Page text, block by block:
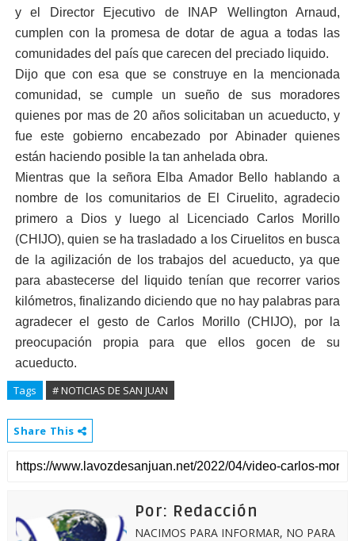
y el Director Ejecutivo de INAP Wellington Arnaud,
cumplen con la promesa de dotar de agua a todas las
comunidades del país que carecen del preciado liquido.
Dijo que con esa que se construye en la mencionada
comunidad, se cumple un sueño de sus moradores
quienes por mas de 20 años solicitaban un acueducto, y
fue este gobierno encabezado por Abinader quienes
están haciendo posible la tan anhelada obra.
Mientras que la señora Elba Amador Bello hablando a
nombre de los comunitarios de El Ciruelito, agradecio
primero a Dios y luego al Licenciado Carlos Morillo
(CHIJO), quien se ha trasladado a los Ciruelitos en busca
de la agilización de los trabajos del acueducto, ya que
para abastecerse del liquido tenían que recorrer varios
kilómetros, finalizando diciendo que no hay palabras para
agradecer el gesto de Carlos Morillo (CHIJO), por la
preocupación propia para que ellos gocen de su
acueducto.
Tags # NOTICIAS DE SAN JUAN
Share This
Por: Redacción
NACIMOS PARA INFORMAR, NO PARA